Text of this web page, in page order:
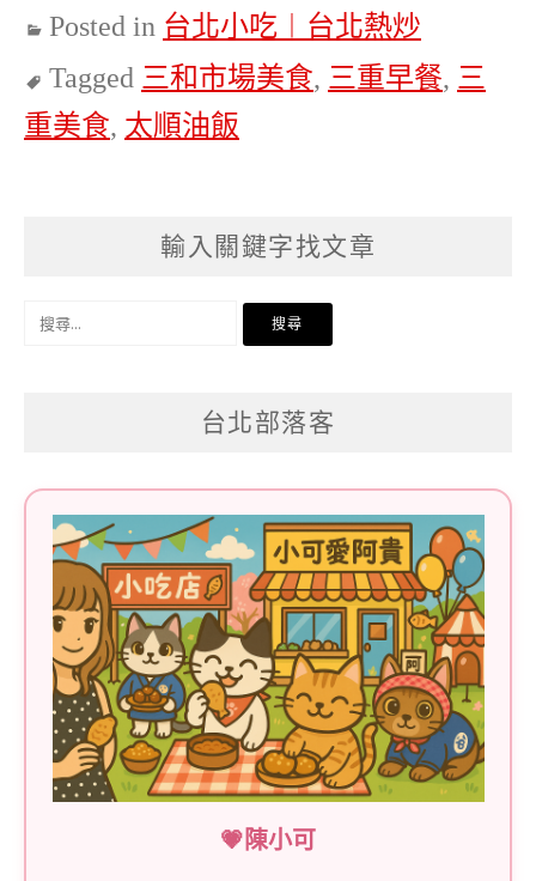
Posted in 台北小吃︱台北熱炒
Tagged 三和市場美食, 三重早餐, 三
重美食, 太順油飯
輸入關鍵字找文章
搜
台北部落客
💗陳小可